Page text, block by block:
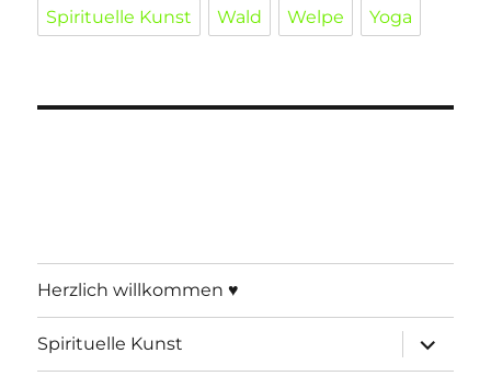
Spirituelle Kunst Wald Welpe Yoga
Herzlich willkommen ♥
Spirituelle Kunst
öffnen